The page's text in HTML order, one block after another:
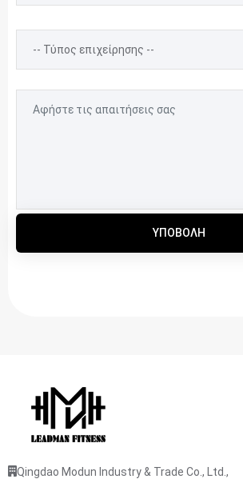
ΥΠΟΒΟΛΉ
Qingdao Modun Industry & Trade Co., Ltd.,